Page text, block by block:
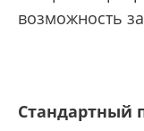
возможность
Стандартный